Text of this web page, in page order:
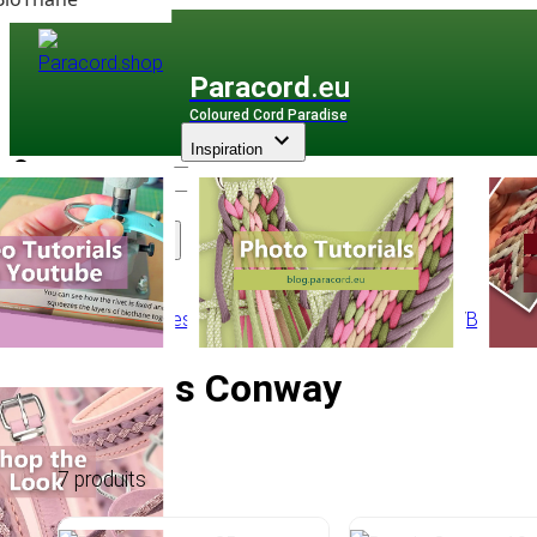
Paracord .eu
Coloured Cord Paradise
Assortiment
Inspiration
Accessoires Boucles rapides/Metal Buckles /
Boucles Conway
7 produits